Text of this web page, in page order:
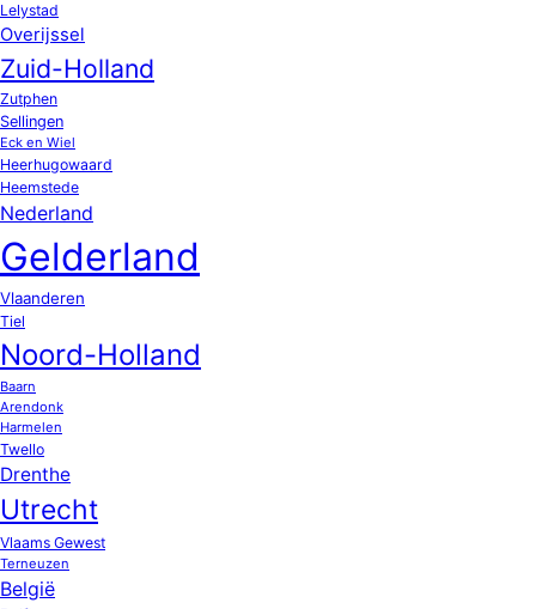
Lelystad
Overijssel
Zuid-Holland
Zutphen
Sellingen
Eck en Wiel
Heerhugowaard
Heemstede
Nederland
Gelderland
Vlaanderen
Tiel
Noord-Holland
Baarn
Arendonk
Harmelen
Twello
Drenthe
Utrecht
Vlaams Gewest
Terneuzen
België